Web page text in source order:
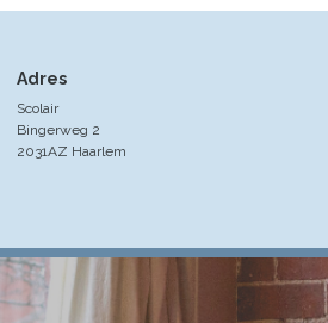
Adres
Scolair
Bingerweg 2
2031AZ Haarlem